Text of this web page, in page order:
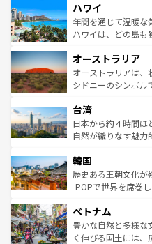
ば市内交通費無料で観光
着のスイス情報はコ
のような巨大都市は
ンメントが詰まった
西部には大自然が広
部のニューオーリン
文化が魅力。旅行者
しみながら、その多
ならではの贅沢な旅のスタイルだ
情報はコンテンツ一
ハワイ
年間を通じて温暖な
ハワイは、どの島も
ワイ島は見逃せない
島だが、静かな自然
おすすめ。エメラル
れるおもてなしの心
人々、おいしいロー
ク、伝統的なフラダ
ワイを、存分に味わってほしい。 な
はコンテンツ一覧を
オーストラリア
オーストラリアは、
シドニーのシンボル
リアリーフや大陸中
ク）、タスマニアの
ど、見どころがたく
いる。アクティビテ
ビング、ハイキング
い。オーストラリア
参照してほしい。
台湾
日本から約４時間ほ
自然が織りなす魅力
ン）、静ひつな山岳
と山間の静けさが共
驚きをもたらしてく
容にもいいと評判の
が味わえ
照してほしい。
韓国
歴史ある王朝文化が
-POPで世界を席巻
き、地方に足を延ば
できる。そして、キ
まで、さまざまな韓
ベトナム
豊かな自然と多様な
く伸びる国土には、